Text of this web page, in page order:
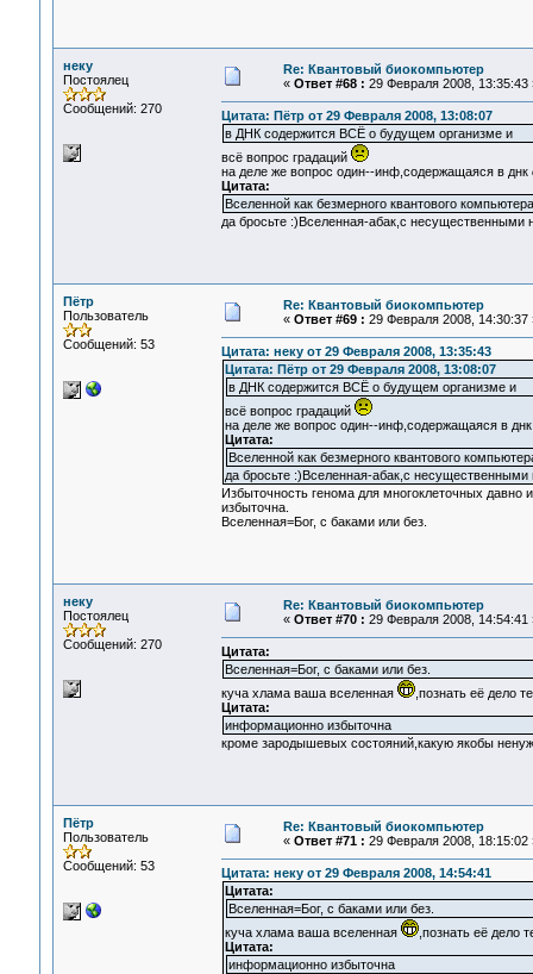
неку
Постоялец
Сообщений: 270
Re: Квантовый биокомпьютер
« Ответ #68 : 29 Февраля 2008, 13:35:43
Цитата: Пётр от 29 Февраля 2008, 13:08:07
в ДНК содержится ВСЁ о будущем организме и
всё вопрос градаций
на деле же вопрос один--инф,содержащаяся в днк
Цитата:
Вселенной как безмерного квантового
да бросьте :)Вселенная-абак,с несущественными
Пётр
Пользователь
Сообщений: 53
Re: Квантовый биокомпьютер
« Ответ #69 : 29 Февраля 2008, 14:30:37
Цитата: неку от 29 Февраля 2008, 13:35:43
Цитата: Пётр от 29 Февраля 2008, 13:08:07
в ДНК содержится ВСЁ о будущем организме и
всё вопрос градаций
на деле же вопрос один--инф,содержащаяся в
Цитата:
Вселенной как безмерного квантового
да бросьте :)Вселенная-абак,с
Избыточность генома для многоклеточных
избыточна.
Вселенная=Бог, с баками или без.
неку
Постоялец
Сообщений: 270
Re: Квантовый биокомпьютер
« Ответ #70 : 29 Февраля 2008, 14:54:41
Цитата:
Вселенная=Бог, с баками или без.
куча хлама ваша вселенная
,познать её дело
Цитата:
информационно избыточна
кроме зародышевых состояний,какую якобы
Пётр
Пользователь
Сообщений: 53
Re: Квантовый биокомпьютер
« Ответ #71 : 29 Февраля 2008, 18:15:02
Цитата: неку от 29 Февраля 2008, 14:54:41
Цитата:
Вселенная=Бог, с баками или без.
куча хлама ваша вселенная
,познать её дело
Цитата:
информационно избыточна